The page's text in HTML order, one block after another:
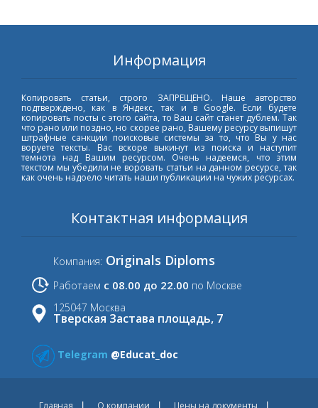
Информация
Копировать статьи, строго ЗАПРЕЩЕНО. Наше авторство
подтверждено, как в Яндекс, так и в Google. Если будете
копировать посты с этого сайта, то Ваш сайт станет дублем. Так
что рано или поздно, но скорее рано, Вашему ресурсу выпишут
штрафные санкции поисковые системы за то, что Вы у нас
воруете тексты. Вас вскоре выкинут из поиска и наступит
темнота над Вашим ресурсом. Очень надеемся, что этим
текстом мы убедили не воровать статьи на данном ресурсе, так
как очень надоело читать наши публикации на чужих ресурсах.
Контактная информация
Компания: Originals Diploms
Работаем с 08.00 до 22.00 по Москве
125047 Москва
Тверская Застава площадь, 7
Telegram @Educat_doc
Главная О компании Цены на документы